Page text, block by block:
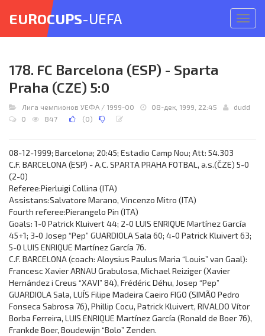
меню
EUROCUPS-UEFA
178. FC Barcelona (ESP) - Sparta
Praha (CZE) 5:0
Лига чемпионов УЕФА / 1999-00 08-дек, 1999, 22:45
dudd
0
847 (0)
08-12-1999; Barcelona; 20:45; Estadio Camp Nou; Att: 54.303
C.F. BARCELONA (ESP) - A.C. SPARTA PRAHA FOTBAL, a.s.(ČZE) 5-0
(2-0)
Referee:Pierluigi Collina (ITA)
Assistans:Salvatore Marano, Vincenzo Mitro (ITA)
Fourth referee:Pierangelo Pin (ITA)
Goals: 1-0 Patrick Kluivert 44; 2-0 LUIS ENRIQUE Martínez García
45+1; 3-0 Josep “Pep” GUARDIOLA Sala 60; 4-0 Patrick Kluivert 63;
5-0 LUIS ENRIQUE Martínez García 76.
C.F. BARCELONA (coach: Aloysius Paulus Maria “Louis” van Gaal):
Francesc Xavier ARNAU Grabulosa, Michael Reiziger (Xavier
Hernández i Creus “XAVI” 84), Frédéric Déhu, Josep “Pep”
GUARDIOLA Sala, LUÍS Filipe Madeira Caeiro FIGO (SIMÃO Pedro
Fonseca Sabrosa 76), Phillip Cocu, Patrick Kluivert, RIVALDO Vítor
Borba Ferreira, LUIS ENRIQUE Martínez García (Ronald de Boer 76),
Frankde Boer, Boudewijn “Bolo” Zenden.